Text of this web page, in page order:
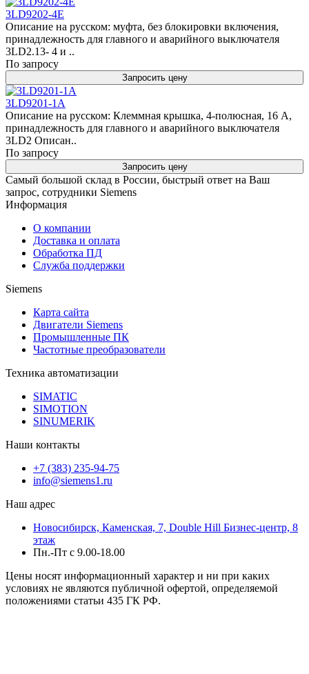
3LD9202-4E
Описание на русском: муфта, без блокировки включения,
принадлежность для главного и аварийного выключателя
3LD2.13- 4 и ..
По запросу
Запросить цену
3LD9201-1A
Описание на русском: Клеммная крышка, 4-полюсная, 16 А,
принадлежность для главного и аварийного выключателя
3LD2 Описан..
По запросу
Запросить цену
Самый большой склад в России, быстрый ответ на Ваш
запрос, сотрудники Siemens
Информация
О компании
Доставка и оплата
Обработка ПД
Служба поддержки
Siemens
Карта сайта
Двигатели Siemens
Промышленные ПК
Частотные преобразователи
Техника автоматизации
SIMATIC
SIMOTION
SINUMERIK
Наши контакты
+7 (383) 235-94-75
info@siemens1.ru
Наш адрес
Новосибирск, Каменская, 7, Double Hill ​Бизнес-центр, 8
этаж
Пн.-Пт с 9.00-18.00
Цены носят информационный характер и ни при каких
условиях не являются публичной офертой, определяемой
положениями статьи 435 ГК РФ.